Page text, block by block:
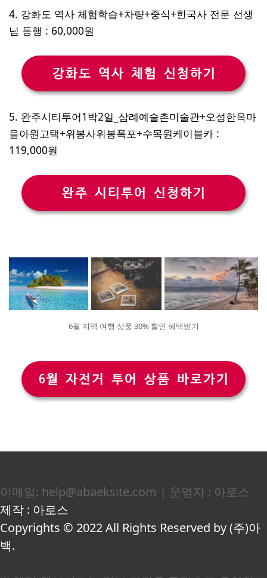
4. 강화도 역사 체험학습+차량+중식+한국사 전문 선생
님 동행 : 60,000원
강화도 역사 체험 신청하기
5. 완주시티투어1박2일_삼례예술촌미술관+오성한옥마
을아원고택+위봉사위봉폭포+수목원케이블카 :
119,000원
완주 시티투어 신청하기
6월 지역 여행 상품 30% 할인 혜택받기
6월 자전거 투어 상품 바로가기
이메일: help@abaeksite.com | 운영자 : 아로스
제작 : 아로스
Copyrights © 2022 All Rights Reserved by (주)아
백.